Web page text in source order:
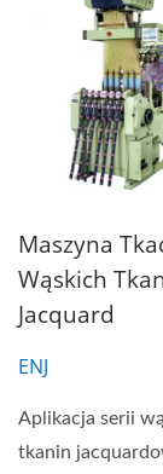
Maszyna
Wąskich
Jacquard
ENJ
Aplikacja serii
tkanin